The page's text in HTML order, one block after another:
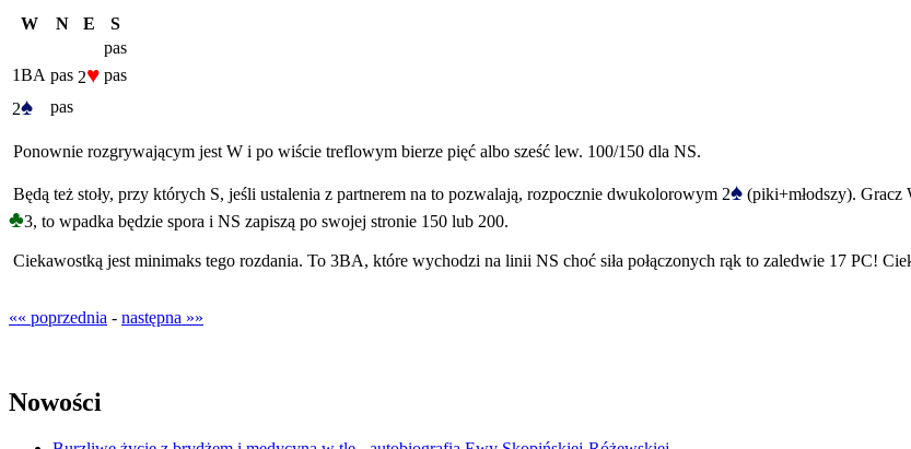
W N E
S
pas
1BA pas 2♥ pas
2♠ pas
Ponownie rozgrywającym jest W i po wiście treflowym bierze pięć albo sześć lew. 100/150 dla NS.
Będą też stoły, przy których S, jeśli ustalenia z partnerem na to pozwalają, rozpocznie dwukolorowym 2♠ (piki+młodszy). Gracz
♣3, to wpadka będzie spora i NS zapiszą po swojej stronie 150 lub 200.
Ciekawostką jest minimaks tego rozdania. To 3BA, które wychodzi na linii NS choć siła połączonych rąk to zaledwie 17 PC!
«« poprzednia - następna »»
Nowości